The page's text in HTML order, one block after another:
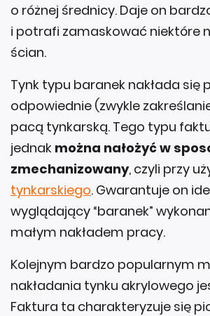
o różnej średnicy. Daje on
i potrafi zamaskować niektóre
ścian.
Tynk typu baranek nakłada się
odpowiednie (zwykle
pacą tynkarską. Tego typu
jednak można nałożyć w
zmechanizowany, czyli przy
tynkarskiego. Gwarantuje on
wyglądający “baranek”
małym nakładem pracy.
Kolejnym bardzo popularnym
nakładania tynku akrylowego
Faktura ta charakteryzuje się